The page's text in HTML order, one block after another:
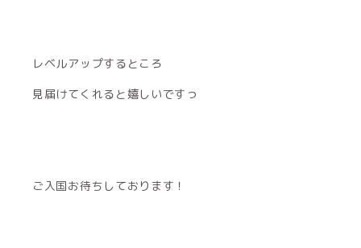
レベルアップするところ
見届けてくれると嬉しいですっ
ご入国お待ちしております！